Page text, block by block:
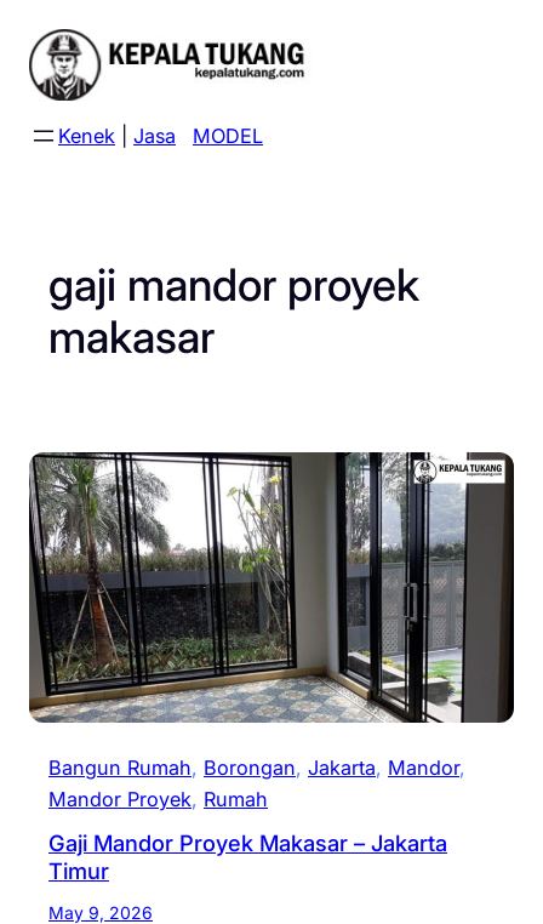
content
Kenek Jasa MODEL
gaji mandor proyek
makasar
Bangun Rumah, Borongan, Jakarta, Mandor
Mandor Proyek, Rumah
Gaji Mandor Proyek Makasar – Jakarta
Timur
May 9, 2026